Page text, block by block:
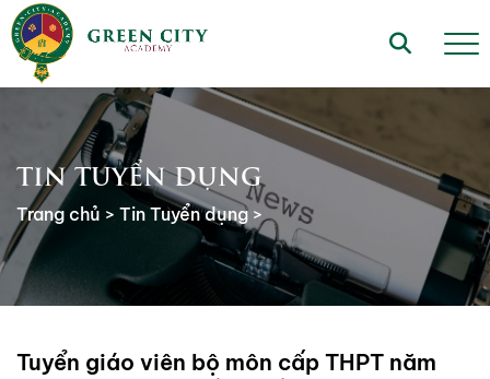
TIN TUYỂN DỤNG
Trang chủ > Tin Tuyển dụng >
Tuyển giáo viên bộ môn cấp THPT năm